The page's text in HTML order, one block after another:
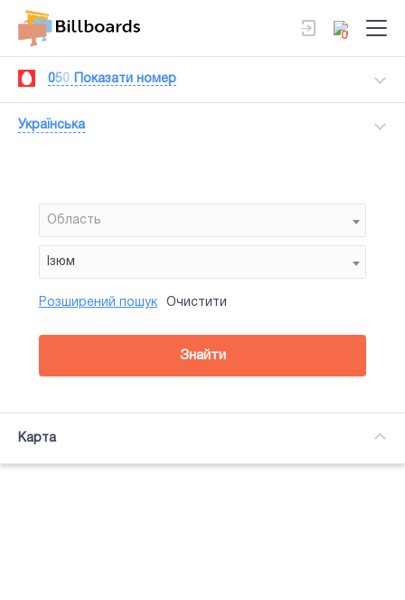
0
050 Показати номер
Українська
Область
Ізюм
Район
Сторона
Усi
Підсвітка
Розширений пошук Очистити
Знайти
Карта